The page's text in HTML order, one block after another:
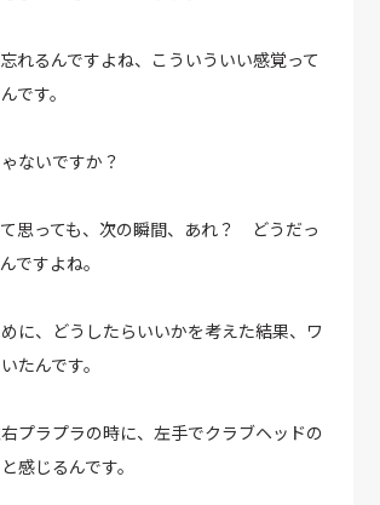
れるんですよね、こういういい感覚って
です。
ないですか？
思っても、次の瞬間、あれ？ どうだっ
ですよね。
に、どうしたらいいかを考えた結果、ワ
たんです。
プラプラの時に、左手でクラブヘッドの
感じるんです。